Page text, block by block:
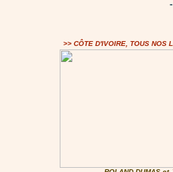
>> CÔTE D'IVOIRE, TOUS NOS